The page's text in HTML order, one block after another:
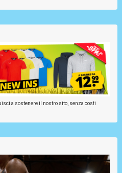
a sostenere il nostro sito, senza costi